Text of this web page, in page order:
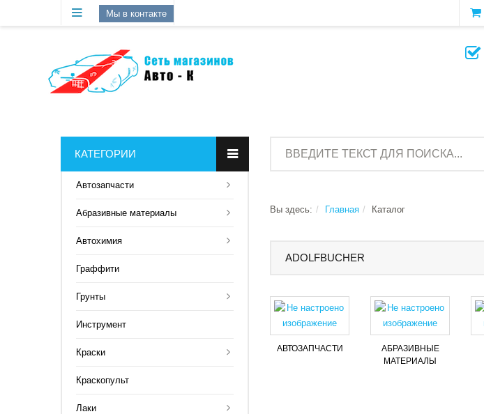
Мы в контакте
КАТЕГОРИИ
Aвтозапчасти
Абразивные материалы
Автохимия
Граффити
Грунты
Инструмент
Краски
Краскопульт
Лаки
Вы здесь: Главная Каталог
ADOLFBUCHER
AВТОЗАПЧАСТИ
АБРАЗИВНЫЕ
МАТЕРИАЛЫ